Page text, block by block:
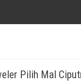
Pilih Mal